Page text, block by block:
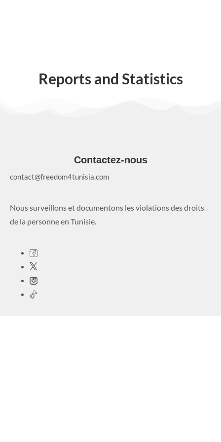
Reports and Statistics
Contactez-nous
contact@freedom4tunisia.com
Nous surveillons et documentons les violations des droits
de la personne en Tunisie.